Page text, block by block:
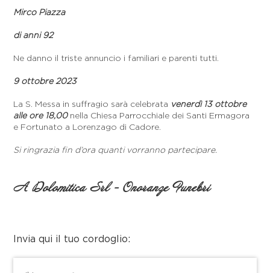
Mirco Piazza
di anni 92
Ne danno il triste annuncio i familiari e parenti tutti.
9 ottobre 2023
La S. Messa in suffragio sarà celebrata venerdì 13 ottobre
alle ore 18,00nella Chiesa Parrocchiale dei Santi Ermagora
e Fortunato a Lorenzago di Cadore.
Si ringrazia fin d’ora quanti vorranno partecipare.
A Dolomitica Srl - Onoranze Funebri
Invia qui il tuo cordoglio: